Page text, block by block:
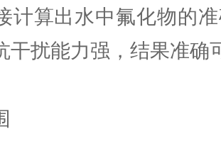
计算出水中氟化物的
干扰能力强，结果准确